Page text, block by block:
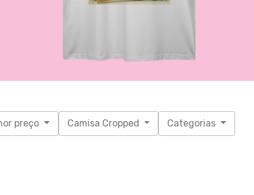
preço Camisa Cropped Categorias